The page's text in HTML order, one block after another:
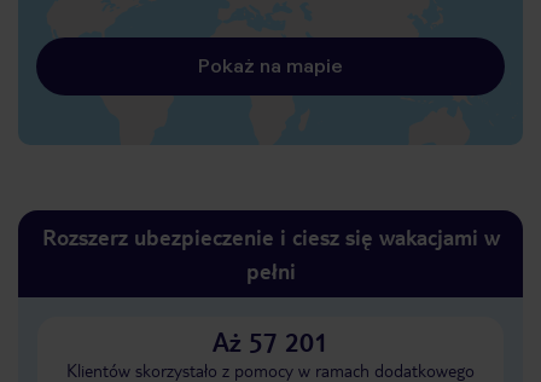
Pokaż na mapie
Rozszerz ubezpieczenie i ciesz się wakacjami w
pełni
Aż 57 201
Klientów skorzystało z pomocy w ramach dodatkowego